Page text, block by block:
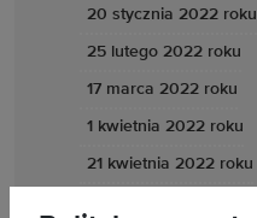
20 stycznia 2022 roku
25 lutego 2022 roku
17 marca 2022 roku
1 kwietnia 2022 roku
21 kwietnia 2022 roku